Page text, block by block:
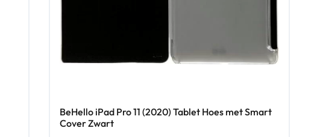
BeHello iPad Pro 11 (2020) Tablet Hoes met Smart
Cover Zwart